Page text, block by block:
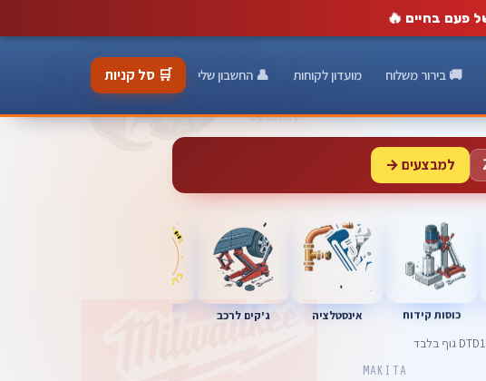
פעם בחיים 🔥
🚚 בירור משלוח מועדון לקוחות 👤 החשבון שלי 🛒 סל קניות
למבצעים →
כוסות קידוח אינסטלציה ג'קים לרכב
MAKITA